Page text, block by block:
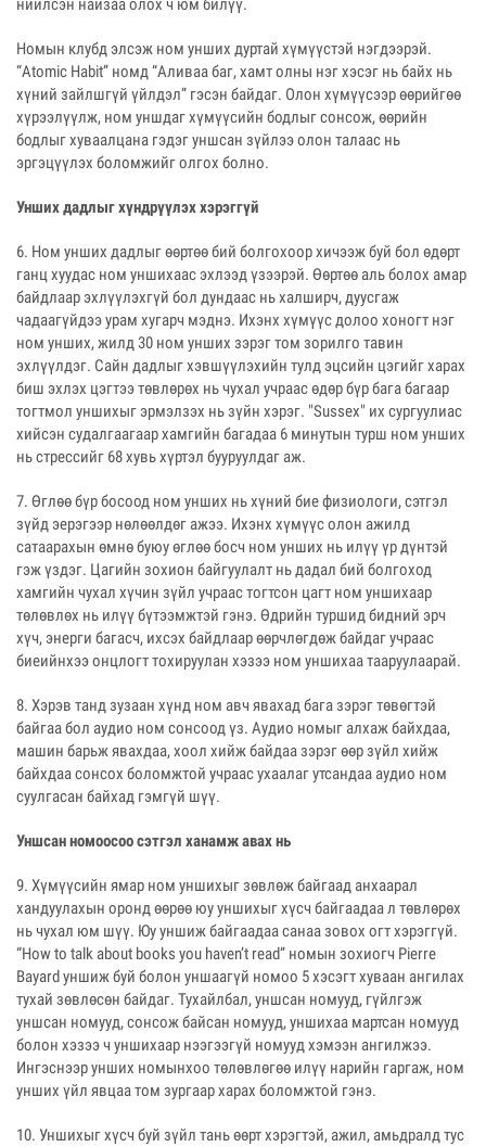
нийлсэн найзаа олох ч юм билүү.
Номын клубд элсэж ном унших дуртай хүмүүстэй нэгдээрэй.
“Atomic Habit” номд “Аливаа баг, хамт олны нэг хэсэг нь байх нь
хүний зайлшгүй үйлдэл” гэсэн байдаг. Олон хүмүүсээр өөрийгөө
хүрээлүүлж, ном уншдаг хүмүүсийн бодлыг сонсож, өөрийн
бодлыг хуваалцана гэдэг уншсан зүйлээ олон талаас нь
эргэцүүлэх боломжийг олгох болно.
Унших дадлыг хүндрүүлэх хэрэггүй
6. Ном унших дадлыг өөртөө бий болгохоор хичээж буй бол өдөрт
ганц хуудас ном уншихаас эхлээд үзээрэй. Өөртөө аль болох амар
байдлаар эхлүүлэхгүй бол дундаас нь халширч, дуусгаж
чадаагүйдээ урам хугарч мэднэ. Ихэнх хүмүүс долоо хоногт нэг
ном унших, жилд 30 ном унших зэрэг том зорилго тавин
эхлүүлдэг. Сайн дадлыг хэвшүүлэхийн тулд эцсийн цэгийг харах
биш эхлэх цэгтээ төвлөрөх нь чухал учраас өдөр бүр бага багаар
тогтмол уншихыг эрмэлзэх нь зүйн хэрэг. "Sussex" их сургуулиас
хийсэн судалгаагаар хамгийн багадаа 6 минутын турш ном унших
нь стрессийг 68 хувь хүртэл бууруулдаг аж.
7. Өглөө бүр босоод ном унших нь хүний бие физиологи, сэтгэл
зүйд эерэгээр нөлөөлдөг ажээ. Ихэнх хүмүүс олон ажилд
сатаарахын өмнө буюу өглөө босч ном унших нь илүү үр дүнтэй
гэж үздэг. Цагийн зохион байгуулалт нь дадал бий болгоход
хамгийн чухал хүчин зүйл учраас тогтсон цагт ном уншихаар
төлөвлөх нь илүү бүтээмжтэй гэнэ. Өдрийн туршид бидний эрч
хүч, энерги багасч, ихсэх байдлаар өөрчлөгдөж байдаг учраас
биеийнхээ онцлогт тохируулан хэзээ ном уншихаа тааруулаарай.
8. Хэрэв танд зузаан хүнд ном авч явахад бага зэрэг төвөгтэй
байгаа бол аудио ном сонсоод үз. Аудио номыг алхаж байхдаа,
машин барьж явахдаа, хоол хийж байдаа зэрэг өөр зүйл хийж
байхдаа сонсох боломжтой учраас ухаалаг утсандаа аудио ном
суулгасан байхад гэмгүй шүү.
Уншсан номоосоо сэтгэл ханамж авах нь
9. Хүмүүсийн ямар ном уншихыг зөвлөж байгаад анхаарал
хандуулахын оронд өөрөө юу уншихыг хүсч байгаадаа л төвлөрөх
нь чухал юм шүү. Юу уншиж байгаадаа санаа зовох огт хэрэггүй.
“How to talk about books you haven’t read” номын зохиогч Pierre
Bayard уншиж буй болон уншаагүй номоо 5 хэсэгт хуваан ангилах
тухай зөвлөсөн байдаг. Тухайлбал, уншсан номууд, гүйлгэж
уншсан номууд, сонсож байсан номууд, уншихаа мартсан номууд
болон хэзээ ч уншихаар нээгээгүй номууд хэмээн ангилжээ.
Ингэснээр унших номынхоо төлөвлөгөө илүү нарийн гаргаж, ном
унших үйл явцаа том зургаар харах боломжтой гэнэ.
10. Уншихыг хүсч буй зүйл тань өөрт хэрэгтэй, ажил, амьдралд тус